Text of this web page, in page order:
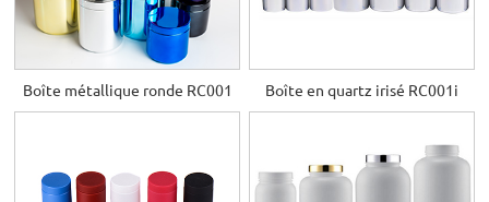
Boîte métallique ronde RC001 Boîte en quartz irisé RC001i